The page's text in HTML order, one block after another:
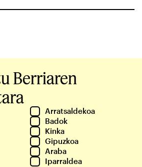
Berriaren
Arratsaldekoa
Badok
Kinka
Gipuzkoa
Araba
Iparraldea